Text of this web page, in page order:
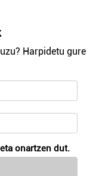
Harpidetu gure
onartzen dut.